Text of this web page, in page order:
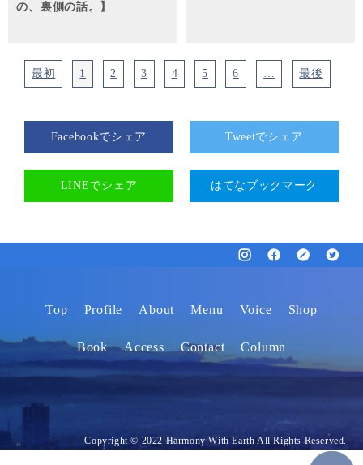
の、裏側の話。】
最初 1 2 3 4 5 6 … 最後
Facebookでシェア Tweetでシェア
LINEでシェア はてなブックマーク
Top Profile About Menu Voice Shop
Book Access Contact Column
Copyright © 2022 Harmony With Earth All Rights Reserved.